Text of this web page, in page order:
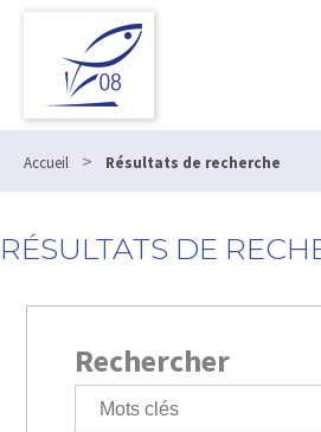
Accueil > Résultats de recherche
RÉSULTATS DE
Rechercher